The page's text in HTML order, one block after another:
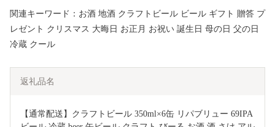
関連キーワード：お酒 地酒 クラフトビール ビール ギフト 贈答 プ
レゼント クリスマス 大晦日 お正月 お祝い 誕生日 母の日 父の日
冷蔵 クール
返礼品名
【通常配送】クラフトビール 350ml×6缶 リパブリュー 69IPA